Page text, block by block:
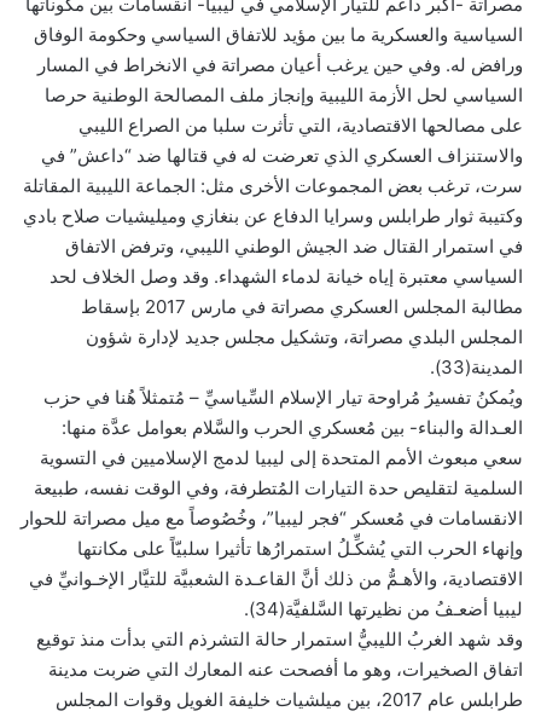
السياسية والعسكرية ما بين مؤيد للاتفاق السياسي وحكومة الوفاق
ورافض له. وفي حين يرغب أعيان مصراتة في الانخراط في المسار
السياسي لحل الأزمة الليبية وإنجاز ملف المصالحة الوطنية حرصا
على مصالحها الاقتصادية، التي تأثرت سلبا من الصراع الليبي
والاستنزاف العسكري الذي تعرضت له في قتالها ضد “داعش” في
سرت، ترغب بعض المجموعات الأخرى مثل: الجماعة الليبية المقاتلة
وكتيبة ثوار طرابلس وسرايا الدفاع عن بنغازي وميليشيات صلاح بادي
في استمرار القتال ضد الجيش الوطني الليبي، وترفض الاتفاق
السياسي معتبرة إياه خيانة لدماء الشهداء. وقد وصل الخلاف لحد
مطالبة المجلس العسكري مصراتة في مارس 2017 بإسقاط
المجلس البلدي مصراتة، وتشكيل مجلس جديد لإدارة شؤون
المدينة(33).
ويُمكنُ تفسيرُ مُراوحة تيار الإسلام السِّياسيِّ – مُتمثلاً هُنا في حزب
العـدالة والبناء- بين مُعسكري الحرب والسَّلام بعوامل عدَّة منها:
سعي مبعوث الأمم المتحدة إلى ليبيا لدمج الإسلاميين في التسوية
السلمية لتقليص حدة التيارات المُتطرفة، وفي الوقت نفسه، طبيعة
الانقسامات في مُعسكر “فجر ليبيا”، وخُصُوصاً مع ميل مصراتة للحوار
وإنهاء الحرب التي يُشكِّـلُ استمرارُها تأثيرا سلبيّاً على مكانتها
الاقتصادية، والأهـمُّ من ذلك أنَّ القاعـدة الشعبيَّة للتيَّار الإخـوانيِّ في
ليبيا أضعـفُ من نظيرتها السَّلفيَّة(34).
وقد شهد الغربُ الليبيُّ استمرار حالة التشرذم التي بدأت منذ توقيع
اتفاق الصخيرات، وهو ما أفصحت عنه المعارك التي ضربت مدينة
طرابلس عام 2017، بين ميلشيات خليفة الغويل وقوات المجلس